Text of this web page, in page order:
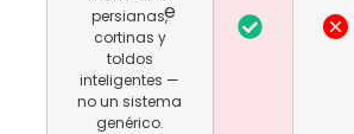
persianas,
cortinas y
toldos
inteligentes —
no un sistema
genérico.
e